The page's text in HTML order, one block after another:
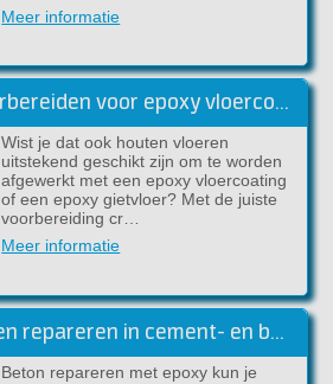
Meer informatie
Houten vloer voorbereiden voor epoxy vloercoating
Wist je dat ook houten vloeren
uitstekend geschikt zijn om te worden
afgewerkt met een epoxy vloercoating
of een epoxy gietvloer? Met de juiste
voorbereiding cr…
Meer informatie
Gaten en scheuren repareren in cement- en betonvloeren
Beton repareren met epoxy kun je